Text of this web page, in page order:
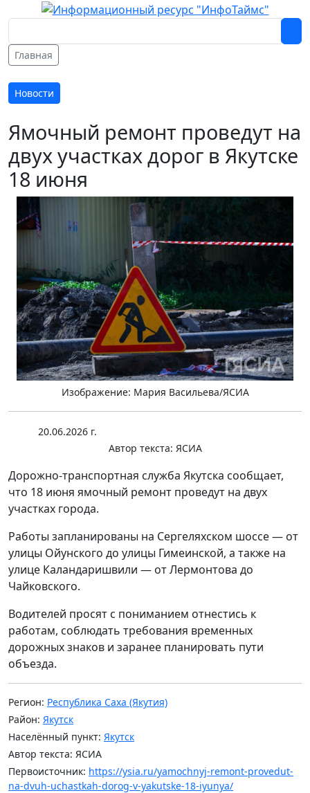
Главная
Новости
Ямочный ремонт проведут на
двух участках дорог в Якутске
18 июня
Изображение: Мария Васильева/ЯСИА
20.06.2026 г.
Автор текста: ЯСИА
Дорожно-транспортная служба Якутска сообщает,
что 18 июня ямочный ремонт проведут на двух
участках города.
Работы запланированы на Сергеляхском шоссе — от
улицы Ойунского до улицы Гимеинской, а также на
улице Каландаришвили — от Лермонтова до
Чайковского.
Водителей просят с пониманием отнестись к
работам, соблюдать требования временных
дорожных знаков и заранее планировать пути
объезда.
Регион: Республика Саха (Якутия)
Район: Якутск
Населённый пункт: Якутск
Автор текста: ЯСИА
Первоисточник: https://ysia.ru/yamochnyj-remont-provedut-
na-dvuh-uchastkah-dorog-v-yakutske-18-iyunya/